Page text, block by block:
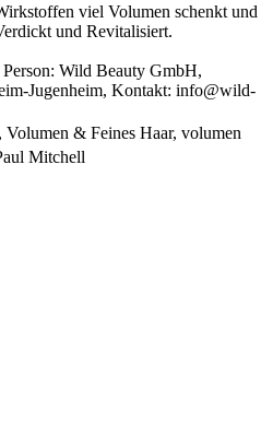
viel Volumen schenkt und
und Revitalisiert.
Wild Beauty GmbH,
Jugenheim, Kontakt: info@wild-
, Volumen & Feines Haar, volumen
Mitchell